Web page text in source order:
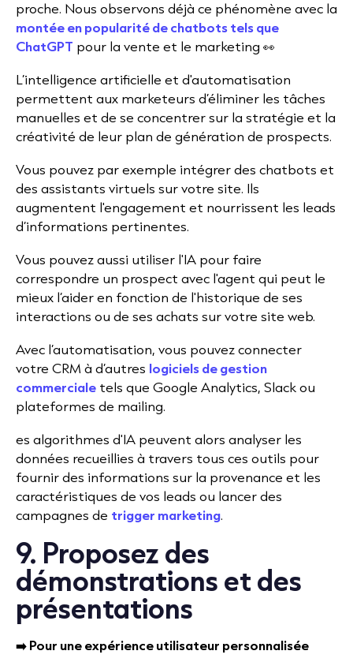
proche. Nous observons déjà ce phénomène avec la
montée en popularité de chatbots tels que
ChatGPT pour la vente et le marketing 👀
L’intelligence artificielle et d'automatisation
permettent aux marketeurs d’éliminer les tâches
manuelles et de se concentrer sur la stratégie et la
créativité de leur plan de génération de prospects.
Vous pouvez par exemple intégrer des chatbots et
des assistants virtuels sur votre site. Ils
augmentent l'engagement et nourrissent les leads
d’informations pertinentes.
Vous pouvez aussi utiliser l'IA pour faire
correspondre un prospect avec l'agent qui peut le
mieux l’aider en fonction de l'historique de ses
interactions ou de ses achats sur votre site web.
Avec l’automatisation, vous pouvez connecter
votre CRM à d’autres logiciels de gestion
commerciale tels que Google Analytics, Slack ou
plateformes de mailing.
es algorithmes d'IA peuvent alors analyser les
données recueillies à travers tous ces outils pour
fournir des informations sur la provenance et les
caractéristiques de vos leads ou lancer des
campagnes de trigger marketing.
9. Proposez des
démonstrations et des
présentations
➡️ Pour une expérience utilisateur personnalisée